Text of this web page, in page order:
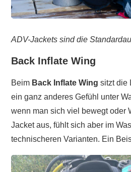
ADV-Jackets sind die
Back Inflate Wing
Beim Back Inflate Wing sitzt die
ein ganz anderes Gefühl unter
wenn man sich viel bewegt oder
Jacket aus, fühlt sich aber im
technischeren Varianten. Ein